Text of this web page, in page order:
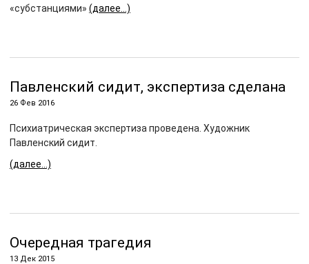
«субстанциями» (далее…)
Павленский сидит, экспертиза сделана
26 Фев 2016
Психиатрическая экспертиза проведена. Художник
Павленский сидит.
(далее…)
Очередная трагедия
13 Дек 2015